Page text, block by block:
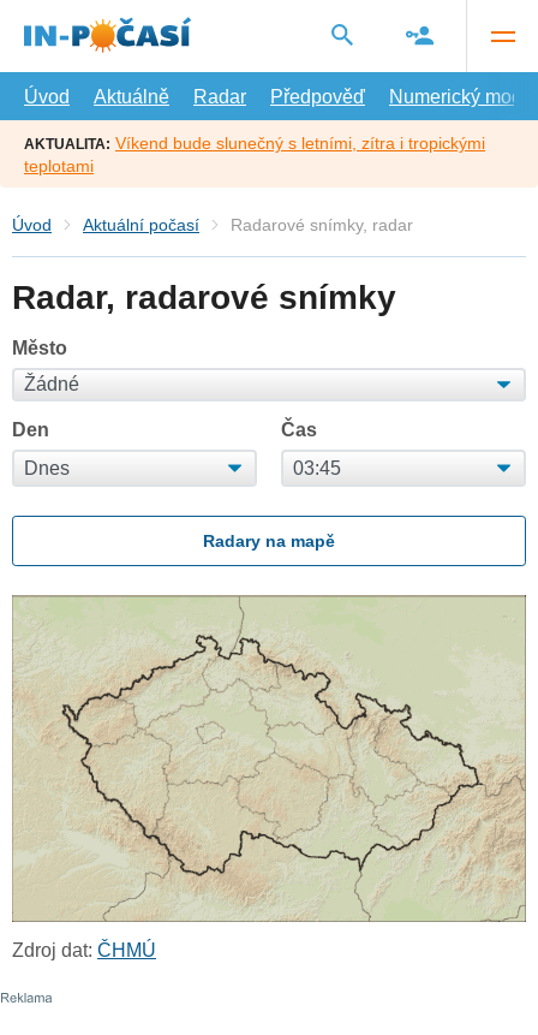
hlavní
Úvod
Aktuálně Radar Předpověď Numerický model
AKTUALITA: Víkend bude slunečný s letními, zítra i tropickými
teplotami
Úvod Aktuální počasí Radarové snímky, radar
Radar, radarové snímky
Město
Den Čas
Radary na mapě
Zdroj dat: ČHMÚ